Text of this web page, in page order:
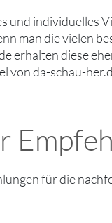
und individuelles
man die vielen
erhalten diese
von da-schau-
für die